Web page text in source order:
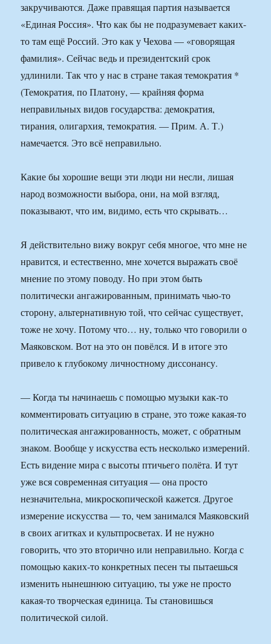
закручиваются. Даже правящая партия называется
«Единая Россия». Что как бы не подразумевает каких-
то там ещё Россий. Это как у Чехова — «говорящая
фамилия». Сейчас ведь и президентский срок
удлинили. Так что у нас в стране такая темократия *
(Темократия, по Платону, — крайняя форма
неправильных видов государства: демократия,
тирания, олигархия, темократия. — Прим. А. Т.)
намечается. Это всё неправильно.
Какие бы хорошие вещи эти люди ни несли, лишая
народ возможности выбора, они, на мой взгляд,
показывают, что им, видимо, есть что скрывать…
Я действительно вижу вокруг себя многое, что мне не
нравится, и естественно, мне хочется выражать своё
мнение по этому поводу. Но при этом быть
политически ангажированным, принимать чью-то
сторону, альтернативную той, что сейчас существует,
тоже не хочу. Потому что… ну, только что говорили о
Маяковском. Вот на это он повёлся. И в итоге это
привело к глубокому личностному диссонансу.
— Когда ты начинаешь с помощью музыки как-то
комментировать ситуацию в стране, это тоже какая-то
политическая ангажированность, может, с обратным
знаком. Вообще у искусства есть несколько измерений.
Есть видение мира с высоты птичьего полёта. И тут
уже вся современная ситуация — она просто
незначительна, микроскопической кажется. Другое
измерение искусства — то, чем занимался Маяковский
в своих агитках и культпросветах. И не нужно
говорить, что это вторично или неправильно. Когда с
помощью каких-то конкретных песен ты пытаешься
изменить нынешнюю ситуацию, ты уже не просто
какая-то творческая единица. Ты становишься
политической силой.